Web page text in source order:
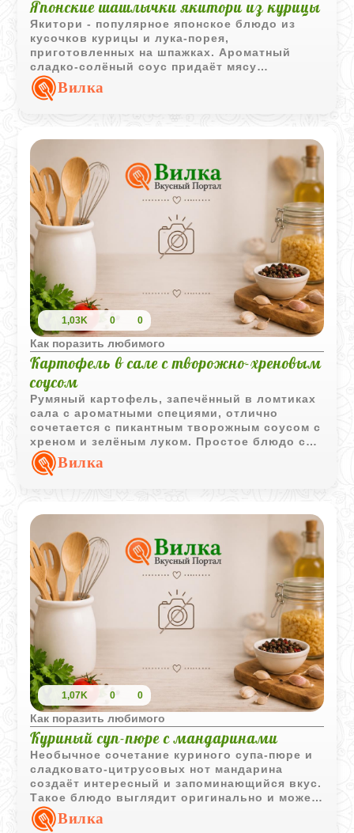
Японские шашлычки якитори из курицы
Якитори - популярное японское блюдо из
кусочков курицы и лука-порея,
приготовленных на шпажках. Ароматный
сладко-солёный соус придаёт мясу
характерный вкус и аппетитную глазурь.
Вилка
1,03K 0 0
Как поразить любимого
Картофель в сале с творожно-хреновым
соусом
Румяный картофель, запечённый в ломтиках
сала с ароматными специями, отлично
сочетается с пикантным творожным соусом с
хреном и зелёным луком. Простое блюдо с
выразительным вкусом и аппетитной
подачей.
Вилка
1,07K 0 0
Как поразить любимого
Куриный суп-пюре с мандаринами
Необычное сочетание куриного супа-пюре и
сладковато-цитрусовых нот мандарина
создаёт интересный и запоминающийся вкус.
Такое блюдо выглядит оригинально и может
стать необычной подачей привычной
курицы.Вилка